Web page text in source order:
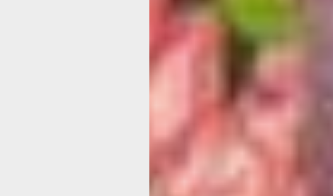
момента. Женщина с таким
и азартом рассказывала про
что мы не могли не напроситься
более, когда узнали, что она
ещё и вкусно готовит. Ведь где
Людмила встретила нас в
чёрное блестящее платье,
умопомрачительный аксессуар
и блесток.
«А как же! — хохочет героиня,
удивлённые лица. — Вы просили
я подготовилась. Проходите